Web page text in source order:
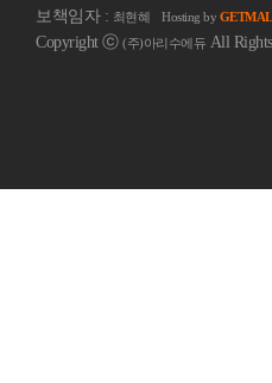
보책임자 : 최현혜 Hosting by
Copyright ⓒ (주)아리수에듀 All